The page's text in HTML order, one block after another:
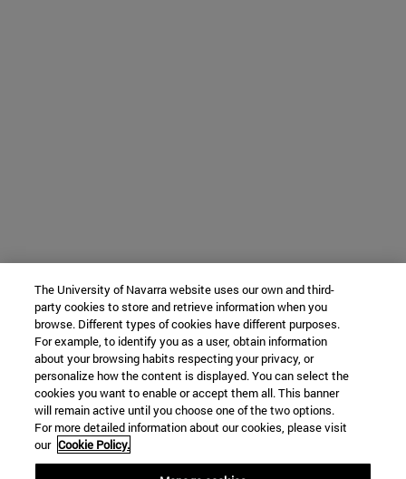
The University of Navarra website uses our own and third-
party cookies to store and retrieve information when you
browse. Different types of cookies have different purposes.
For example, to identify you as a user, obtain information
about your browsing habits respecting your privacy, or
personalize how the content is displayed. You can select the
cookies you want to enable or accept them all. This banner
will remain active until you choose one of the two options.
For more detailed information about our cookies, please visit
our Cookie Policy.